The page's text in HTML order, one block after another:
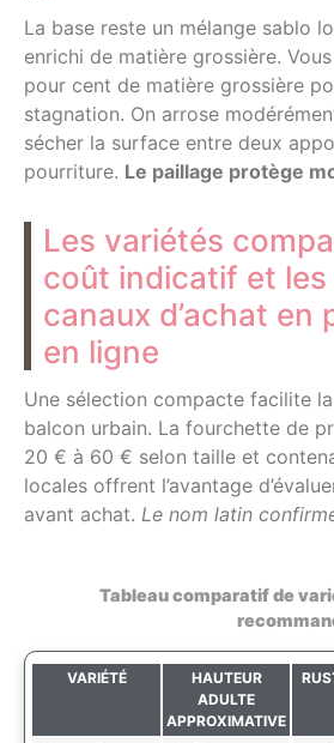
La base reste un mélange sablo
enrichi de matière grossière.
pour cent de matière grossière
stagnation. On arrose
sécher la surface entre deux
pourriture. Le paillage protège
Les variétés
coût indicatif et les
canaux d’achat en
en ligne
Une sélection compacte facilite
balcon urbain. La fourchette de
20 € à 60 € selon taille et
locales offrent l’avantage
avant achat. Le nom latin
Tableau comparatif de
VARIÉTÉ
HAUTEUR
ADULTE
APPROXIMATIVE